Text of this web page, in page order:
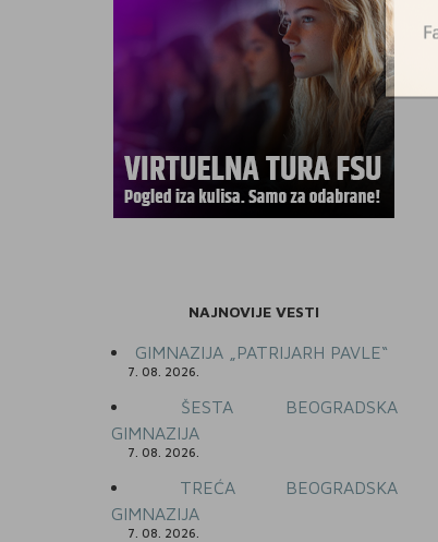
NAJNOVIJE VESTI
GIMNAZIJA „PATRIJARH PAVLE“
7. 08. 2026.
ŠESTA BEOGRADSKA
GIMNAZIJA
7. 08. 2026.
TREĆA BEOGRADSKA
GIMNAZIJA
7. 08. 2026.